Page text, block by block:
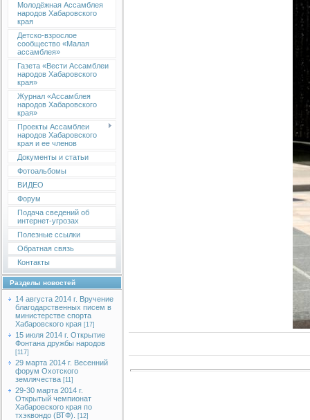
Молодёжная Ассамблея
народов Хабаровского
края
Детско-взрослое
сообщество «Малая
ассамблея»
Газета «Вести Ассамблеи
народов Хабаровского
края»
Журнал «Ассамблея
народов Хабаровского
края»
Проекты Ассамблеи
народов Хабаровского
края и ее членов
Документы и статьи
Фотоальбомы
ВИДЕО
Форум
Подача сведений об
интернет-угрозах
Полезные ссылки
Обратная связь
Контакты
Разделы новостей
14 августа 2014 г. Вручение
благодарственных писем в
министерстве спорта
Хабаровского края [17]
15 июля 2014 г. Открытие
Фонтана дружбы народов
[117]
29 марта 2014 г. Весенний
форум Охотского
землячества [11]
29-30 марта 2014 г.
Открытый чемпионат
Хабаровского края по
тхэквондо (ВТФ).
[12]